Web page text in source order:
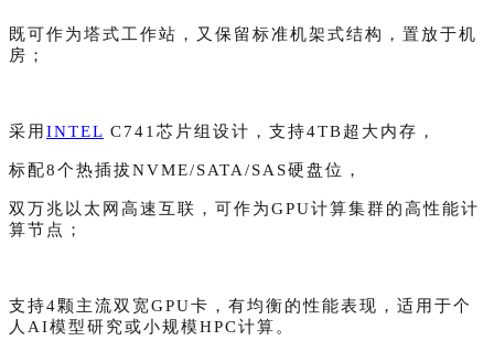
既可作为塔式工作站，又保留标准机架式结构， 置放于机
房；
采用 INTEL C741芯片组设计，支持4TB超大内存，
标配8个热插拔NVME/SATA/SAS硬盘位，
双万兆以太网高速互联，可作为GPU计算集群的高性能计
算节点；
支持4颗主流双宽GPU卡，有均衡的性能表现，适用于个
人AI模型研究或小规模HPC计算。